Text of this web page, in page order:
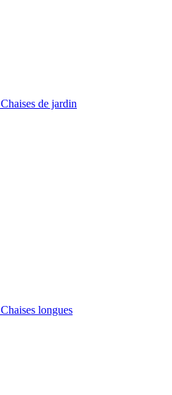
Chaises de jardin
Chaises longues